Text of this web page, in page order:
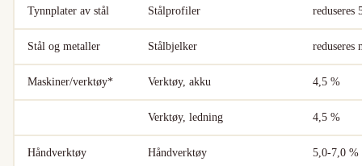
Tynnplater av stål Stålprofiler reduseres
Stål og metaller Stålbjelker reduseres
Maskiner/verktøy* Verktøy, akku 4,5 %
Verktøy, ledning 4,5 %
Håndverktøy Håndverktøy 5,0-7,0 %